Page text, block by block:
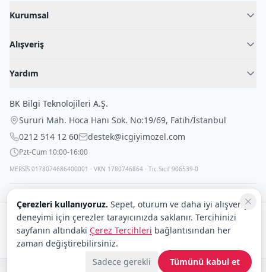
Kurumsal
Blog
İç Giyim Rehberi
Alışveriş
Fantazi İç Giyim
Çocuk İç Giyim
Outlet Fırsatları
Yardım
İade Politikası
Gizli Paketleme
BK Bilgi Teknolojileri A.Ş.
Sururi Mah. Hoca Hanı Sok. No:19/69, Fatih/İstanbul
0212 514 12 60
destek@icgiyimozel.com
Pzt-Cum 10:00-16:00
MERSİS 0178074686400001 · VKN 1780746864 · Tic.Sicil 906539-0
Güvenli alışveriş:
Kargo:
© 2008–2026 BK Bilgi Teknolojileri ve Ticaret A.Ş.
Çerezleri kullanıyoruz. Sepet, oturum ve daha iyi alışveriş
deneyimi için çerezler tarayıcınızda saklanır. Tercihinizi
sayfanın altındaki Çerez Tercihleri bağlantısından her
zaman değiştirebilirsiniz.
Sadece gerekli
Tümünü kabul et